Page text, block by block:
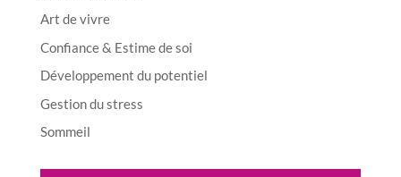
Art de vivre
Confiance & Estime de soi
Développement du potentiel
Gestion du stress
Sommeil